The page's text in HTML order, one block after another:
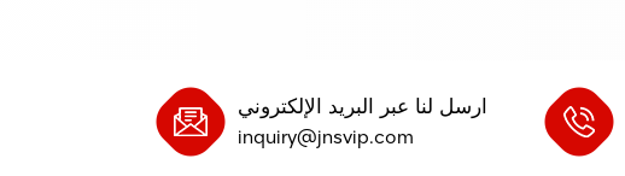
ارسل لنا عبر البريد الإلكتروني
inquiry@jnsvip.com